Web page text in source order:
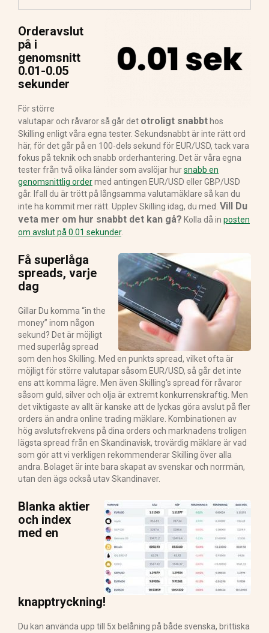
Orderavslut
på i
genomsnitt
0.01-0.05
sekunder
För större
valutapar och råvaror så går det otroligt snabbt hos
Skilling enligt våra egna tester. Sekundsnabbt är inte rätt ord
här, för det går på en 100-dels sekund för EUR/USD, tack vara
fokus på teknik och snabb orderhantering. Det är våra egna
tester från två olika länder som avslöjar hursnabb en
genomsnittlig ordermed antingen EUR/USD eller GBP/USD
går. Ifall du är trött på långsamma valutamäklare så kan du
inte ha kommit mer rätt. Upplev Skilling idag, du med. Vill Du
veta mer om hur snabbt det kan gå? Kolla då in posten
om avslut på 0.01 sekunder.
Få superlåga
spreads, varje
dag
Gillar Du komma “in the
money” inom någon
sekund? Det är möjligt
med superlåg spread
som den hos Skilling. Med en punkts spread, vilket ofta är
möjligt för större valutapar såsom EUR/USD, så går det inte
ens att komma lägre. Men även Skilling's spread för råvaror
såsom guld, silver och olja är extremt konkurrenskraftig. Men
det viktigaste av allt är kanske att de lyckas göra avslut på fler
orders än andra online trading mäklare. Kombinationen av
hög avslutsfrekvens på dina orders och marknadens troligen
lägsta spread från en Skandinavisk, trovärdig mäklare är vad
som gör att vi verkligen rekommenderar Skilling över alla
andra. Bolaget är inte bara skapat av svenskar och norrmän,
utan den ägs också utav Skandinaver.
Blanka aktier
och index
med en
knapptryckning!
Du kan använda upp till 5x belåning på både svenska, brittiska